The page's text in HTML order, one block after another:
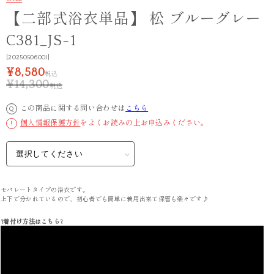
【二部式浴衣単品】 松 ブルーグレー
C381_JS-1
[20250506001]
¥8,580税込
¥14,300税込
Q この商品に関する問い合わせは こちら
! 個人情報保護方針をよくお読みの上お申込みください。
セパレートタイプの浴衣です。
上下で分かれているので、初心者でも簡単に着用出来て保管も楽々です♪
?着付け方法はこちら?